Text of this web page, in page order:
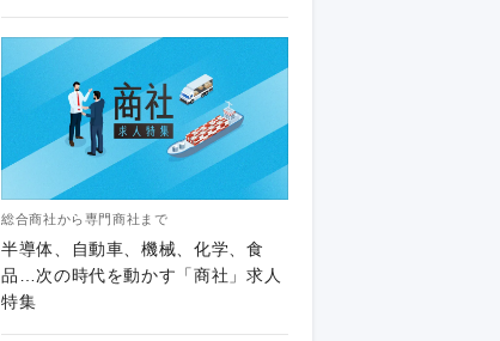
総合商社から専門商社まで
半導体、自動車、機械、化学、食
品…次の時代を動かす「商社」求人
特集